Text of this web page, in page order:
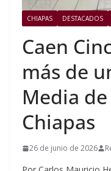
CHIAPAS DESTACADOS
Caen
más de
Media
Chiapas
26 de junio de 2026